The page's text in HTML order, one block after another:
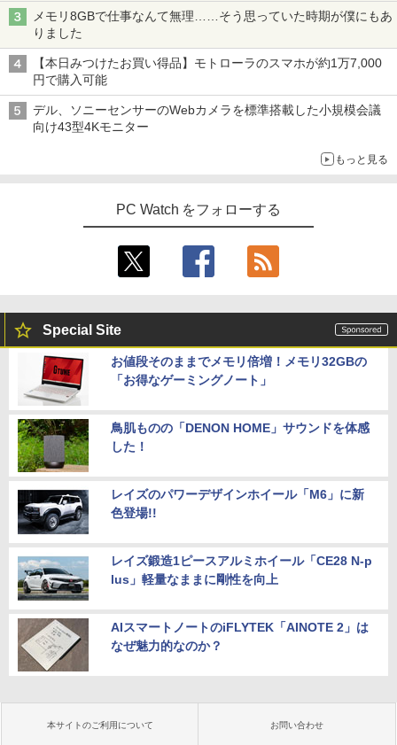
メモリ8GBで仕事なんて無理……そう思っていた時期が僕にもあ
りました
【本日みつけたお買い得品】モトローラのスマホが約1万7,000
円で購入可能
デル、ソニーセンサーのWebカメラを標準搭載した小規模会議
向け43型4Kモニター
もっと見る
PC Watch をフォローする
Special Site
お値段そのままでメモリ倍増！メモリ32GBの
「お得なゲーミングノート」
鳥肌ものの「DENON HOME」サウンドを体感
した！
レイズのパワーデザインホイール「M6」に新
色登場!!
レイズ鍛造1ピースアルミホイール「CE28 N-p
lus」軽量なままに剛性を向上
AIスマートノートのiFLYTEK「AINOTE 2」は
なぜ魅力的なのか？
本サイトのご利用について お問い合わせ